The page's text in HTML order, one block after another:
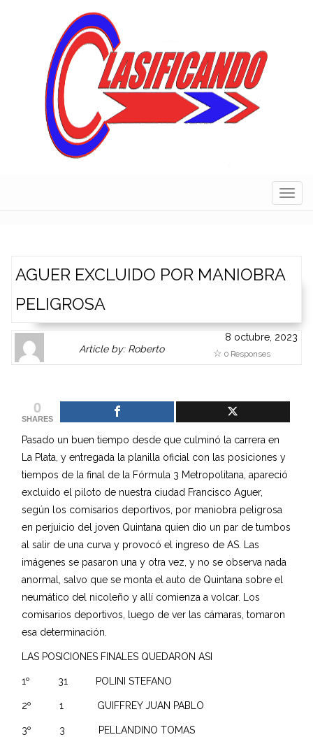
AGUER EXCLUIDO POR MANIOBRA
PELIGROSA
Author
Gravatar
link
Author
page.
Article by: Roberto
or
other
works.
admin
8 octubre, 2023
0 Responses
0
SHARES
Pasado un buen tiempo desde que culminó la carrera en
La Plata, y entregada la planilla oficial con las posiciones y
tiempos de la final de la Fórmula 3 Metropolitana, apareció
excluido el piloto de nuestra ciudad Francisco Aguer,
según los comisarios deportivos, por maniobra peligrosa
en perjuicio del joven Quintana quien dio un par de tumbos
al salir de una curva y provocó el ingreso de AS. Las
imágenes se pasaron una y otra vez, y no se observa nada
anormal, salvo que se monta el auto de Quintana sobre el
neumático del nicoleño y allí comienza a volcar. Los
comisarios deportivos, luego de ver las cámaras, tomaron
esa determinación.
LAS POSICIONES FINALES QUEDARON ASI
1º 31 POLINI STEFANO
2º 1 GUIFFREY JUAN PABLO
3º 3 PELLANDINO TOMAS